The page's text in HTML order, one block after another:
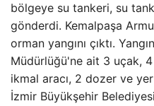
bölgeye su tankeri, su
gönderdi. Kemalpaşa
orman yangını çıktı.
Müdürlüğü'ne ait 3 uçak,
ikmal aracı, 2 dozer ve
İzmir Büyükşehir